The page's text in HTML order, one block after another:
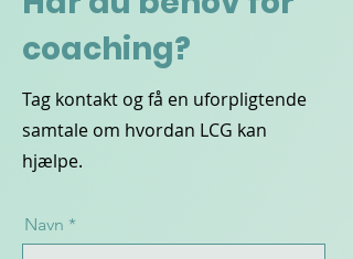
coaching?
Tag kontakt og få en uforpligtende
samtale om hvordan LCG kan
hjælpe.
Navn